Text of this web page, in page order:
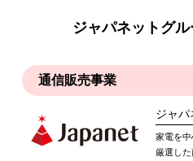
ジャパネットグ
通信販売事業
ジャパ
家電を
厳選した